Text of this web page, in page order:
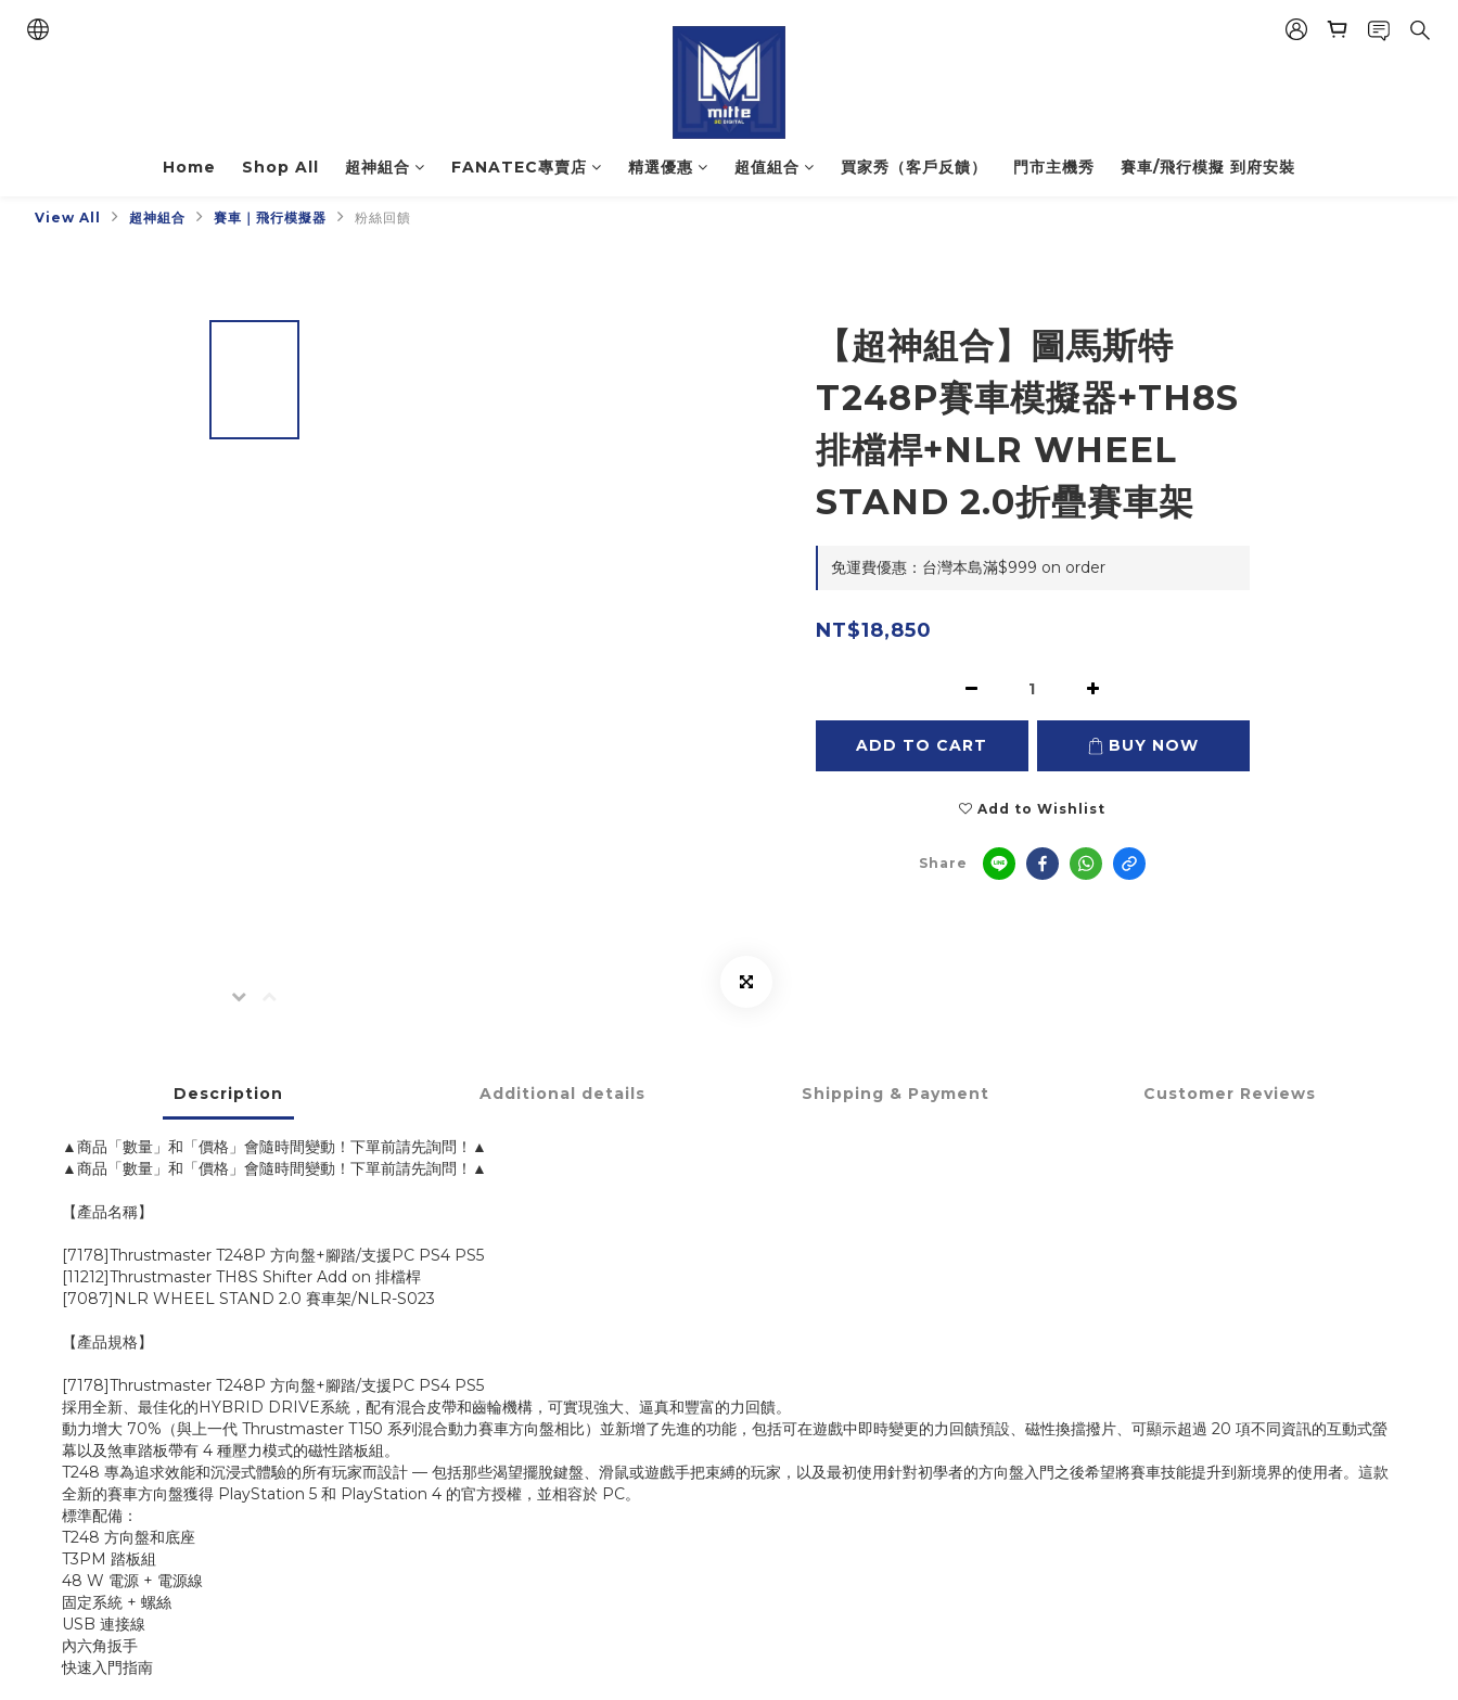
Home Shop All 超神組合 FANATEC專賣店 精選優惠 超值組合 買家秀（客戶反饋） 門市主機秀 賽車/飛行模擬 到府安裝
View All 超神組合 賽車｜飛行模擬器 粉絲回饋
【超神組合】圖馬斯特
T248P賽車模擬器+TH8S
排檔桿+NLR WHEEL
STAND 2.0折疊賽車架
免運費優惠：台灣本島滿$999 on order
NT$18,850
ADD TO CART BUY NOW
Add to Wishlist
Share
Description Additional details Shipping & Payment Customer Reviews
▲商品「數量」和「價格」會隨時間變動！下單前請先詢問！▲
▲商品「數量」和「價格」會隨時間變動！下單前請先詢問！▲
【產品名稱】
[7178]Thrustmaster T248P 方向盤+腳踏/支援PC PS4 PS5
[11212]Thrustmaster TH8S Shifter Add on 排檔桿
[7087]NLR WHEEL STAND 2.0 賽車架/NLR-S023
【產品規格】
[7178]Thrustmaster T248P 方向盤+腳踏/支援PC PS4 PS5
採用全新、最佳化的HYBRID DRIVE系統，配有混合皮帶和齒輪機構，可實現強大、逼真和豐富的力回饋。
動力增大 70%（與上一代 Thrustmaster T150 系列混合動力賽車方向盤相比）並新增了先進的功能，包括可在遊戲中即時變更的力回饋預設、磁性換擋撥片、可顯示超過 20 項不同資訊的互動式螢
幕以及煞車踏板帶有 4 種壓力模式的磁性踏板組。
T248 專為追求效能和沉浸式體驗的所有玩家而設計 — 包括那些渴望擺脫鍵盤、滑鼠或遊戲手把束縛的玩家，以及最初使用針對初學者的方向盤入門之後希望將賽車技能提升到新境界的使用者。這款
全新的賽車方向盤獲得 PlayStation 5 和 PlayStation 4 的官方授權，並相容於 PC。
標準配備：
T248 方向盤和底座
T3PM 踏板組
48 W 電源 + 電源線
固定系統 + 螺絲
USB 連接線
內六角扳手
快速入門指南